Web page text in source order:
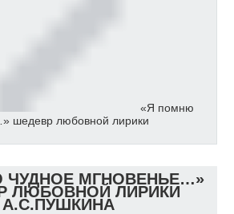
«Я помню
шедевр любовной лирики
МГНОВЕНЬЕ…»
ЛЮБОВНОЙ ЛИРИКИ
А.С.ПУШКИНА